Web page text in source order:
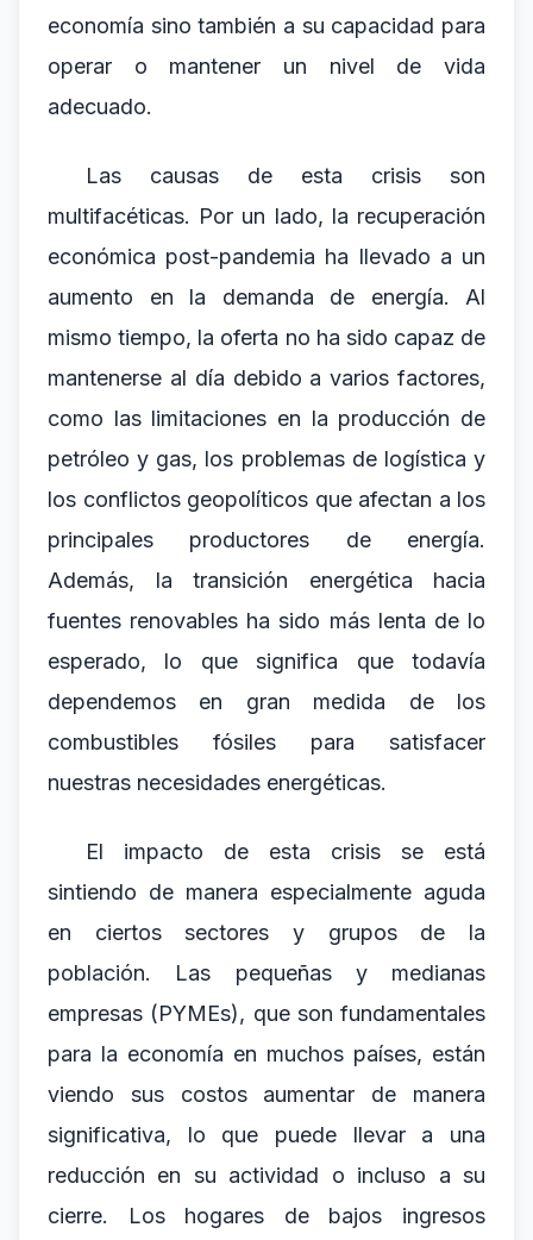
economía sino también a su capacidad para
operar o mantener un nivel de vida
adecuado.
Las causas de esta crisis son
multifacéticas. Por un lado, la recuperación
económica post-pandemia ha llevado a un
aumento en la demanda de energía. Al
mismo tiempo, la oferta no ha sido capaz de
mantenerse al día debido a varios factores,
como las limitaciones en la producción de
petróleo y gas, los problemas de logística y
los conflictos geopolíticos que afectan a los
principales productores de energía.
Además, la transición energética hacia
fuentes renovables ha sido más lenta de lo
esperado, lo que significa que todavía
dependemos en gran medida de los
combustibles fósiles para satisfacer
nuestras necesidades energéticas.
El impacto de esta crisis se está
sintiendo de manera especialmente aguda
en ciertos sectores y grupos de la
población. Las pequeñas y medianas
empresas (PYMEs), que son fundamentales
para la economía en muchos países, están
viendo sus costos aumentar de manera
significativa, lo que puede llevar a una
reducción en su actividad o incluso a su
cierre. Los hogares de bajos ingresos